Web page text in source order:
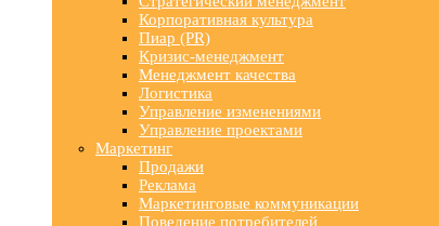
Корпоративная культура
Пиар (PR)
Кризис-менеджмент
Менеджмент качества
Логистика
Управление изменениями
Управление проектами
Маркетинг
Продажи
Реклама
Маркетинговые коммуникации
Поведение потребителей